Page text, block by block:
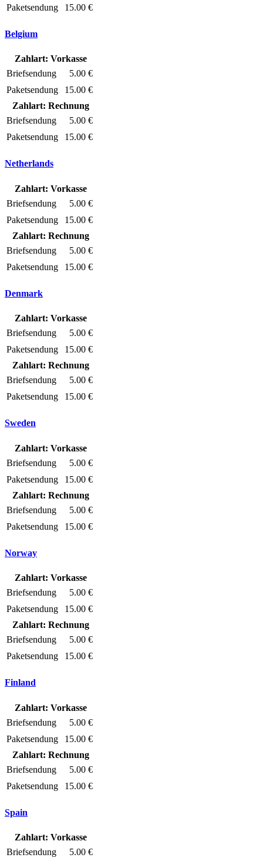
Paketsendung 15.00 €
Belgium
Zahlart: Vorkasse
Briefsendung
5.00 €
Paketsendung
15.00 €
Zahlart: Rechnung
Briefsendung
5.00 €
Paketsendung
15.00 €
Netherlands
Zahlart: Vorkasse
Briefsendung
5.00 €
Paketsendung
15.00 €
Zahlart: Rechnung
Briefsendung
5.00 €
Paketsendung
15.00 €
Denmark
Zahlart: Vorkasse
Briefsendung
5.00 €
Paketsendung
15.00 €
Zahlart: Rechnung
Briefsendung
5.00 €
Paketsendung
15.00 €
Sweden
Zahlart: Vorkasse
Briefsendung
5.00 €
Paketsendung
15.00 €
Zahlart: Rechnung
Briefsendung
5.00 €
Paketsendung
15.00 €
Norway
Zahlart: Vorkasse
Briefsendung
5.00 €
Paketsendung
15.00 €
Zahlart: Rechnung
Briefsendung
5.00 €
Paketsendung
15.00 €
Finland
Zahlart: Vorkasse
Briefsendung
5.00 €
Paketsendung
15.00 €
Zahlart: Rechnung
Briefsendung
5.00 €
Paketsendung
15.00 €
Spain
Zahlart: Vorkasse
Briefsendung
5.00 €